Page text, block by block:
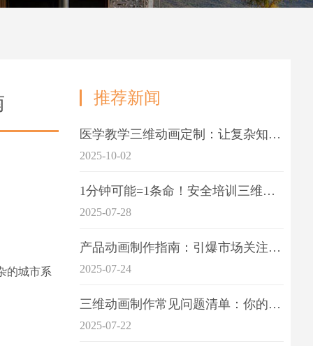
的城市系
推荐新闻
医学教学三维动画定制：让复杂知识一目了
2025-10-02
1分钟可能=1条命！安全培训三维动画制作成本效益深度拆解
2025-07-28
产品动画制作指南：引爆市场关注的视觉引擎
2025-07-24
三维动画制作常见问题清单：你的项目是否踩中这6大技术雷区？
2025-07-22